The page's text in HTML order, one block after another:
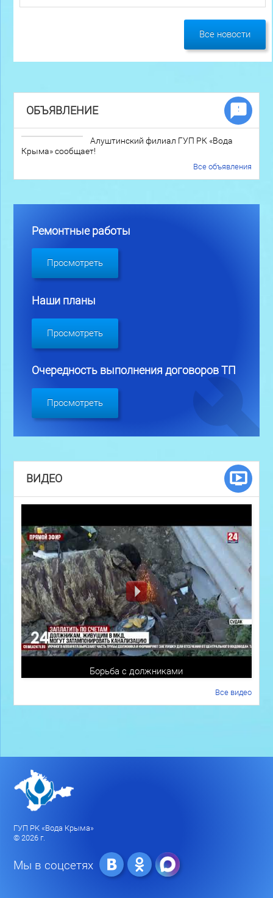
Все новости
ОБЪЯВЛЕНИЕ
Алуштинский филиал ГУП РК «Вода
Крыма» сообщает!
Все объявления
Ремонтные работы
Просмотреть
Наши планы
Просмотреть
Очередность выполнения договоров ТП
Просмотреть
ВИДЕО
Борьба с должниками
Все видео
ГУП РК «Вода Крыма»
© 2026 г.
Мы в соцсетях